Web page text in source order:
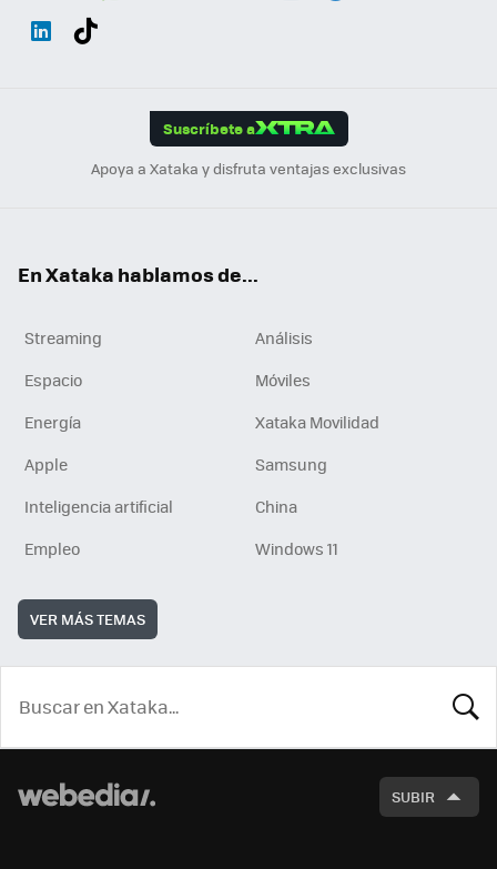
Suscríbete a
Apoya a Xataka y disfruta ventajas exclusivas
En Xataka hablamos de...
Streaming
Análisis
Espacio
Móviles
Energía
Xataka Movilidad
Apple
Samsung
Inteligencia artificial
China
Empleo
Windows 11
VER MÁS TEMAS
SUBIR